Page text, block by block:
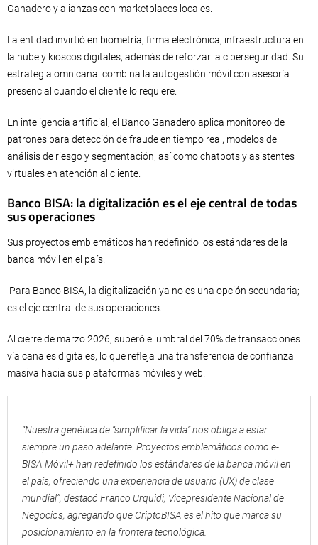
Ganadero y alianzas con marketplaces locales.
La entidad invirtió en biometría, firma electrónica, infraestructura en
la nube y kioscos digitales, además de reforzar la ciberseguridad. Su
estrategia omnicanal combina la autogestión móvil con asesoría
presencial cuando el cliente lo requiere.
En inteligencia artificial, el Banco Ganadero aplica monitoreo de
patrones para detección de fraude en tiempo real, modelos de
análisis de riesgo y segmentación, así como chatbots y asistentes
virtuales en atención al cliente.
Banco BISA: la digitalización es el eje central de todas
sus operaciones
Sus proyectos emblemáticos han redefinido los estándares de la
banca móvil en el país.
Para Banco BISA, la digitalización ya no es una opción secundaria;
es el eje central de sus operaciones.
Al cierre de marzo 2026, superó el umbral del 70% de transacciones
vía canales digitales, lo que refleja una transferencia de confianza
masiva hacia sus plataformas móviles y web.
“Nuestra genética de “simplificar la vida” nos obliga a estar
siempre un paso adelante. Proyectos emblemáticos como e-
BISA Móvil+ han redefinido los estándares de la banca móvil en
el país, ofreciendo una experiencia de usuario (UX) de clase
mundial”, destacó Franco Urquidi, Vicepresidente Nacional de
Negocios, agregando que CriptoBISA es el hito que marca su
posicionamiento en la frontera tecnológica.